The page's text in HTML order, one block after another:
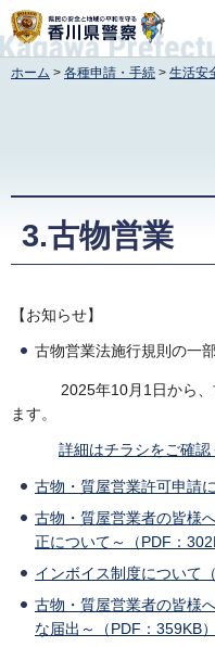
香川県警察
ホーム > 各種申請・手続 > 生活安
3.古物営業
【お知らせ】
古物営業法施行規則の一
2025年10月1日から、古
ます。
詳細はチラシをご確認
古物・質屋営業許可申請
古物・質屋営業者の皆様
正について～（PDF：
インボイス制度について
古物・質屋営業者の皆様
な届出～（PDF：359KB）